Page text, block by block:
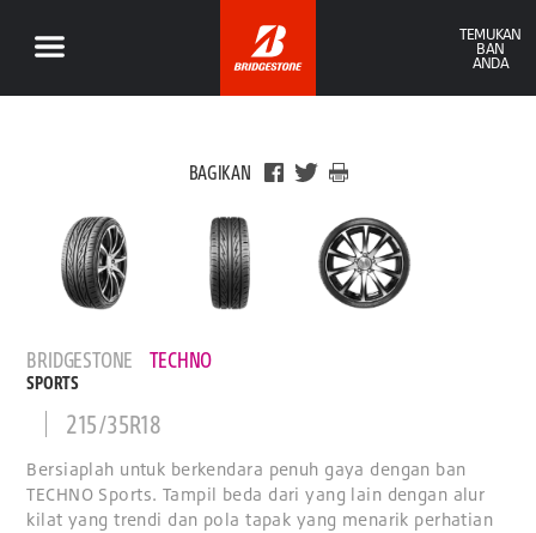
TEMUKAN
BAN
ANDA
BAGIKAN
BRIDGESTONE TECHNO
SPORTS
215/35R18
Bersiaplah untuk berkendara penuh gaya dengan ban
TECHNO Sports. Tampil beda dari yang lain dengan alur
kilat yang trendi dan pola tapak yang menarik perhatian